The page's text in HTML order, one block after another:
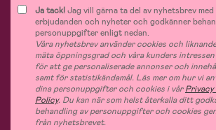
Ja tack!Jag vill gärna ta del av nyhetsbrev
erbjudanden och nyheter och godkänner
personuppgifter enligt nedan.
Våra nyhetsbrev använder cookies och
mäta öppningsgrad och våra kunders
för att ge personaliserade annonser och
samt för statistikändamål. Läs mer om hur vi
dina personuppgifter och cookies i vår
Policy. Du kan när som helst återkalla ditt
behandling av personuppgifter och cookies
från nyhetsbrevet.